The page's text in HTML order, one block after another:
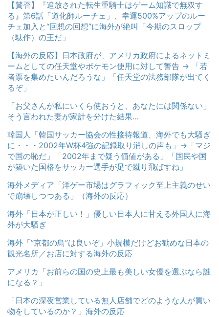
【賛否】『追放された転生重騎士はゲーム知識で無双す
る』第6話「道化師ルーチェ」、幸運500%アップのルー
チェ加入と“回想の回想”に海外が絶叫「今期のスロップ
（駄作）の王だ」
【海外の反応】日本政府が、アメリカ政府によるネットミ
ームとしての任天堂やポケモン使用に対して警告 → 「若
者票を集めたいんだろうな」「任天堂の法務部隊が出てく
るぞ」
「お父さんが私にいくら使おうと、あなたには関係ない」
そう言われた妻が家計を分けた結果…
韓国人「韓国サッカー協会の性接待報道、海外でも大騒ぎ
に・・・2002年W杯4強の記録取り消しの声も」→「マジ
で国の恥だ」「2002年まで疑う価値がある」「国民や国
が築いた国格をサッカー選手が足で蹴り飛ばすね」
海外メディア「洋ゲー市場はグラフィック至上主義のせい
で崩壊しつつある」（海外の反応）
海外「日本が正しい！」優しい日本人に甘える外国人に海
外が大騒ぎ
海外「”京都の鳥”は良いぞ」小規模だけどお勧めな日本の
観光名所／お店に対する海外の反応
アメリカ「お前らの国の史上最も美しい女優を選ぶなら誰
になる？」
「日本の深夜営業している無人店舗でどのような人が買い
物をしているのか？」海外の反応